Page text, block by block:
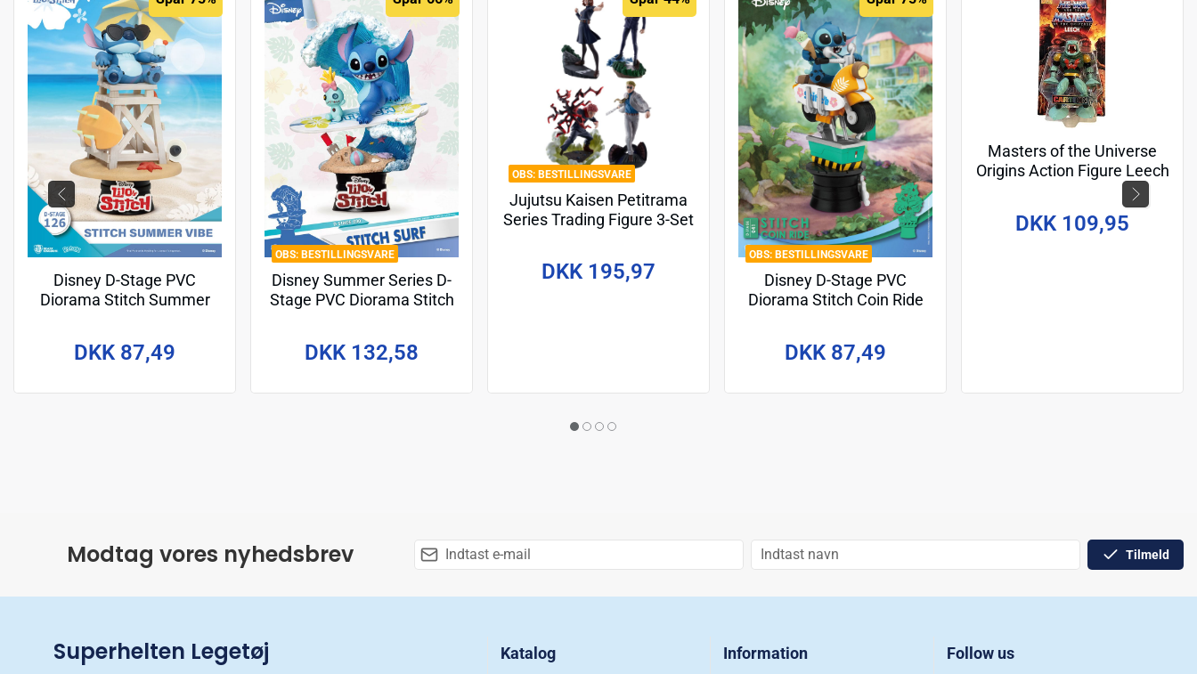
Disney D-Stage PVC
Diorama Stitch Summer
DKK 87,49
BESTILLINGSVARE
Disney Summer Series D-
Stage PVC Diorama Stitch
DKK 132,58
BESTILLINGSVARE
Jujutsu Kaisen Petitrama
Series Trading Figure 3-Set
DKK 195,97
BESTILLINGSVARE
Disney D-Stage PVC
Diorama Stitch Coin Ride
DKK 87,49
Masters of the Universe
Origins Action Figure Leech
(Cartoon Collection) 14 cm
DKK 109,95
Modtag vores nyhedsbrev Tilmeld
Superhelten Legetøj Katalog Information Follow us